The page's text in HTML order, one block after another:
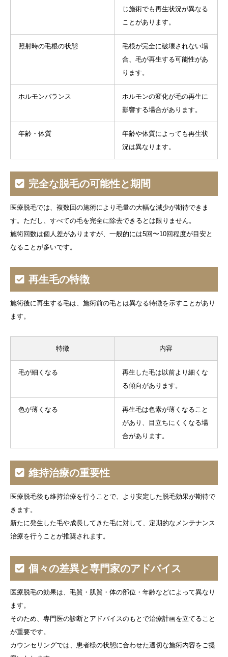
じ施術でも再生状況が異なる
ことがあります。
照射時の毛根の状態
毛根が完全に破壊されない場
合、毛が再生する可能性があ
ります。
ホルモンバランス
ホルモンの変化が毛の再生に
影響する場合があります。
年齢・体質
年齢や体質によっても再生状
況は異なります。
完全な脱毛の可能性と期間
医療脱毛では、複数回の施術により毛量の大幅な減少が期待できま
す。ただし、すべての毛を完全に除去できるとは限りません。
施術回数は個人差がありますが、一般的には5回〜10回程度が目安と
なることが多いです。
再生毛の特徴
施術後に再生する毛は、施術前の毛とは異なる特徴を示すことがあり
ます。
特徴 内容
毛が細くなる
再生した毛は以前より細くな
る傾向があります。
色が薄くなる
再生毛は色素が薄くなること
があり、目立ちにくくなる場
合があります。
維持治療の重要性
医療脱毛後も維持治療を行うことで、より安定した脱毛効果が期待で
きます。
新たに発生した毛や成長してきた毛に対して、定期的なメンテナンス
治療を行うことが推奨されます。
個々の差異と専門家のアドバイス
医療脱毛の効果は、毛質・肌質・体の部位・年齢などによって異なり
ます。
そのため、専門医の診断とアドバイスのもとで治療計画を立てること
が重要です。
カウンセリングでは、患者様の状態に合わせた適切な施術内容をご提